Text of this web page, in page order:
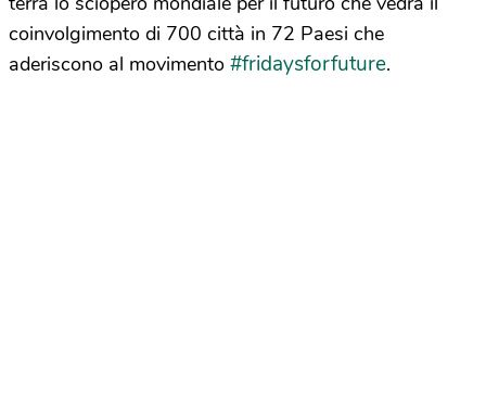
coinvolgimento di 700 città in 72 Paesi che
aderiscono al movimento #fridaysforfuture.